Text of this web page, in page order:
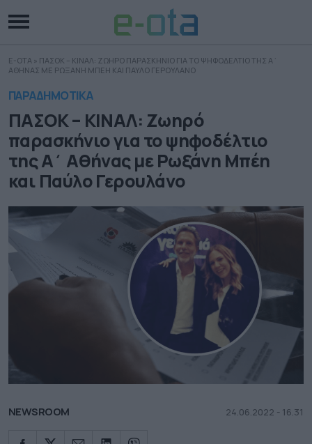
E-OTA » ΠΑΣΟΚ – ΚΙΝΑΛ: ΖΩΗΡΟ ΠΑΡΑΣΚΗΝΙΟ ΓΙΑ ΤΟ ΨΗΦΟΔΕΛΤΙΟ ΤΗΣ Α΄
ΑΘΗΝΑΣ ΜΕ ΡΩΞΑΝΗ ΜΠΕΗ ΚΑΙ ΠΑΥΛΟ ΓΕΡΟΥΛΑΝΟ
ΠΑΡΑΔΗΜΟΤΙΚΑ
ΠΑΣΟΚ – ΚΙΝΑΛ: Ζωηρό
παρασκήνιο για το ψηφοδέλτιο
της Α΄ Αθήνας με Ρωξάνη Μπέη
και Παύλο Γερουλάνο
NEWSROOM 24.06.2022 - 16.31